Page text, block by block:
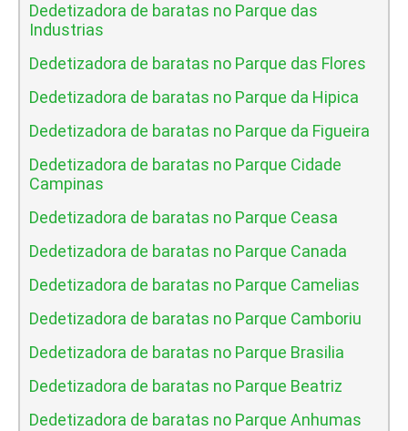
Dedetizadora de baratas no Parque das
Industrias
Dedetizadora de baratas no Parque das Flores
Dedetizadora de baratas no Parque da Hipica
Dedetizadora de baratas no Parque da Figueira
Dedetizadora de baratas no Parque Cidade
Campinas
Dedetizadora de baratas no Parque Ceasa
Dedetizadora de baratas no Parque Canada
Dedetizadora de baratas no Parque Camelias
Dedetizadora de baratas no Parque Camboriu
Dedetizadora de baratas no Parque Brasilia
Dedetizadora de baratas no Parque Beatriz
Dedetizadora de baratas no Parque Anhumas